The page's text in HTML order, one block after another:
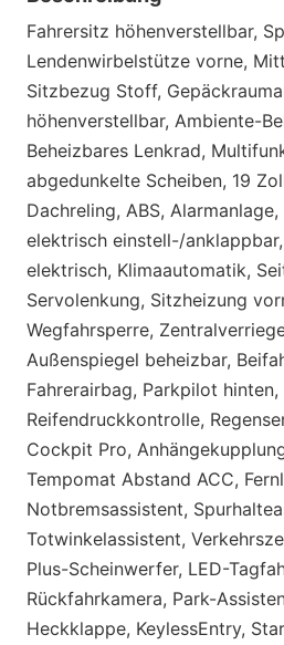
Fahrersitz höhenverstellbar,
Lendenwirbelstütze vorne,
Sitzbezug Stoff,
höhenverstellbar, Ambiente-
Beheizbares Lenkrad,
abgedunkelte Scheiben, 19
Dachreling, ABS,
elektrisch einstell-/
elektrisch, Klimaautomatik,
Servolenkung, Sitzheizung
Wegfahrsperre,
Außenspiegel beheizbar,
Fahrerairbag, Parkpilot
Reifendruckkontrolle,
Cockpit Pro,
Tempomat Abstand ACC,
Notbremsassistent,
Totwinkelassistent,
Plus-Scheinwerfer, LED-
Rückfahrkamera, Park-
Heckklappe, KeylessEntry,